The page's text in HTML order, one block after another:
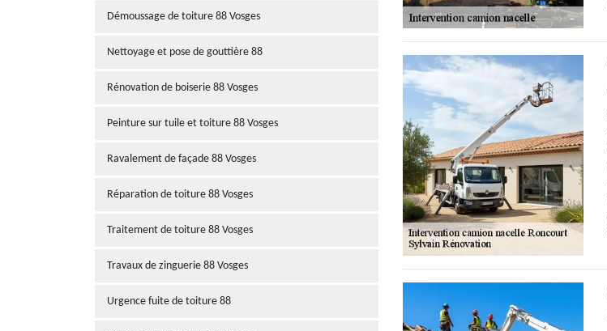
Démoussage de toiture 88 Vosges
Nettoyage et pose de gouttière 88
Rénovation de boiserie 88 Vosges
Peinture sur tuile et toiture 88 Vosges
Ravalement de façade 88 Vosges
Réparation de toiture 88 Vosges
Traitement de toiture 88 Vosges
Travaux de zinguerie 88 Vosges
Urgence fuite de toiture 88